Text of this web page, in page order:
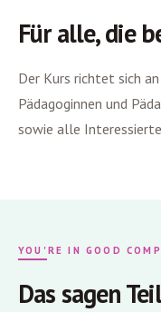
Für alle, die
Der Kurs richtet sich
Pädagoginnen und
sowie alle
YOU'RE IN GOOD
Das sagen